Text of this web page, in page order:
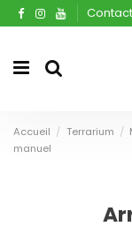
Accueil Terrarium
manuel